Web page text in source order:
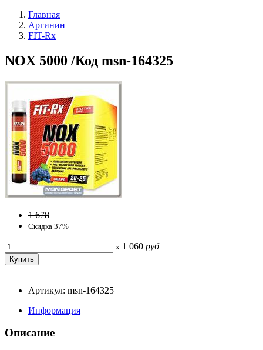
Главная
Аргинин
FIT-Rx
NOX 5000 /Код msn-164325
1 678
Скидка 37%
x 1 060 руб
Артикул: msn-164325
Информация
Описание